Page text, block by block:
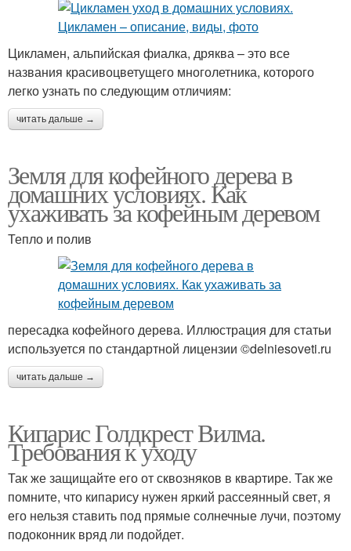
Цикламен, альпийская фиалка, дряква – это все
названия красивоцветущего многолетника, которого
легко узнать по следующим отличиям:
читать дальше →
Земля для кофейного дерева в
домашних условиях. Как
ухаживать за кофейным деревом
Тепло и полив
пересадка кофейного дерева. Иллюстрация для статьи
используется по стандартной лицензии ©delniesoveti.ru
читать дальше →
Кипарис Голдкрест Вилма.
Требования к уходу
Так же защищайте его от сквозняков в квартире. Так же
помните, что кипарису нужен яркий рассеянный свет, я
его нельзя ставить под прямые солнечные лучи, поэтому
подоконник вряд ли подойдет.